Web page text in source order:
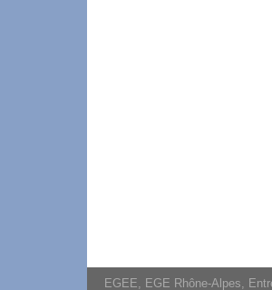
EGEE, EGE Rhône-Alpes,